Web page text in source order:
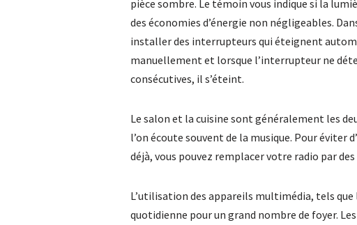
pièce sombre. Le témoin vous indique si la
des économies d’énergie non négligeables.
installer des interrupteurs qui éteignent
manuellement et lorsque l’interrupteur ne
consécutives, il s’éteint.
Le salon et la cuisine sont généralement les
l’on écoute souvent de la musique. Pour éviter
déjà, vous pouvez remplacer votre radio par
L’utilisation des appareils multimédia, tels
quotidienne pour un grand nombre de foyer. Les